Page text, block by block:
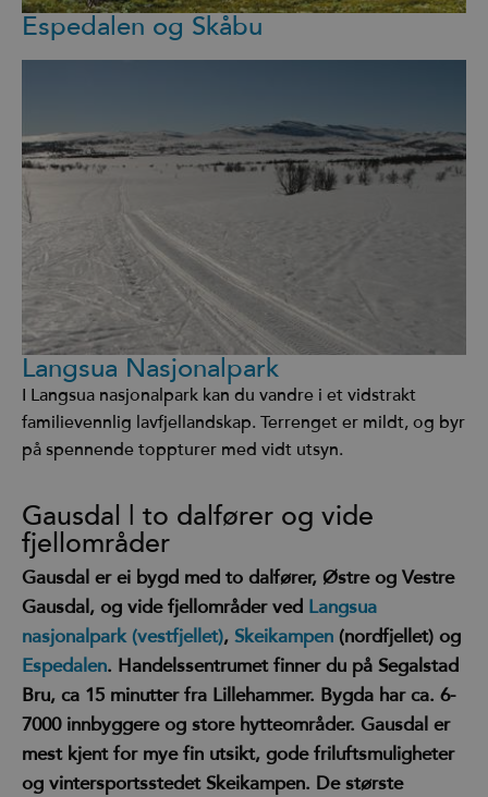
Espedalen og Skåbu
Langsua Nasjonalpark
I Langsua nasjonalpark kan du vandre i et vidstrakt
familievennlig lavfjellandskap. Terrenget er mildt, og byr
på spennende toppturer med vidt utsyn.
Gausdal | to dalfører og vide
fjellområder
Gausdal er ei bygd med to dalfører, Østre og Vestre
Gausdal, og vide fjellområder ved Langsua
nasjonalpark (vestfjellet), Skeikampen (nordfjellet) og
Espedalen. Handelssentrumet finner du på Segalstad
Bru, ca 15 minutter fra Lillehammer. Bygda har ca. 6-
7000 innbyggere og store hytteområder. Gausdal er
mest kjent for mye fin utsikt, gode friluftsmuligheter
og vintersportsstedet Skeikampen. De største